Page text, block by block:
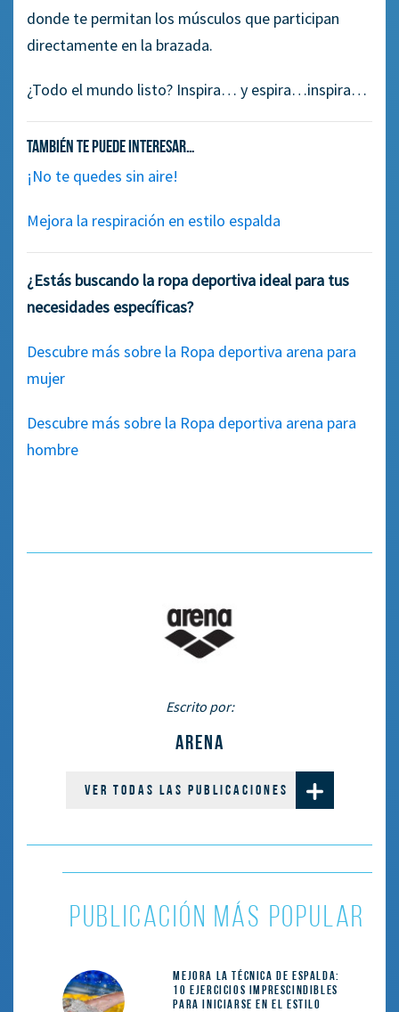
donde te permitan los músculos que participan
directamente en la brazada.
¿Todo el mundo listo? Inspira… y espira…inspira…
También te puede interesar…
¡No te quedes sin aire!
Mejora la respiración en estilo espalda
¿Estás buscando la ropa deportiva ideal para tus
necesidades específicas?
Descubre más sobre la Ropa deportiva arena para
mujer
Descubre más sobre la Ropa deportiva arena para
hombre
Escrito por:
ARENA
VER TODAS LAS PUBLICACIONES
PUBLICACIÓN MÁS POPULAR
Mejora la técnica de espalda:
10 ejercicios imprescindibles
para iniciarse en el estilo